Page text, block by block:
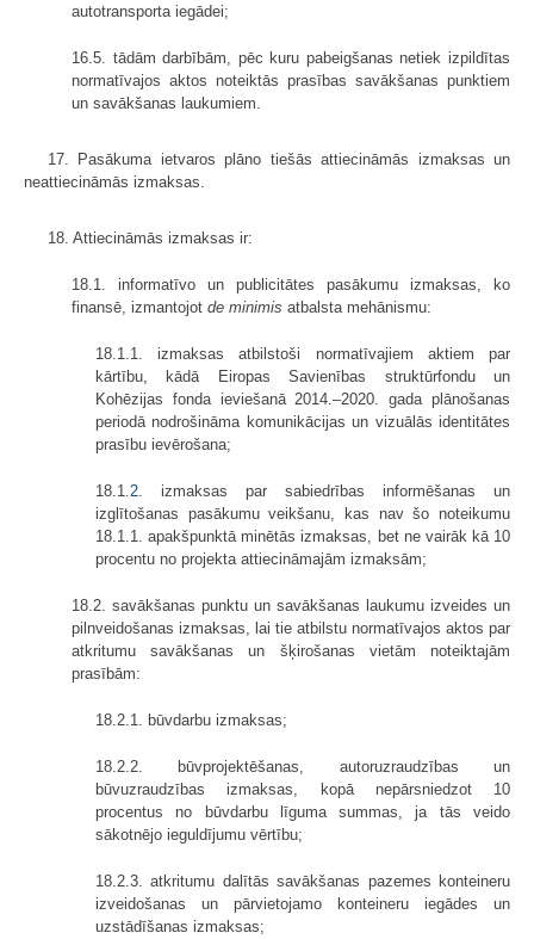
autotransporta iegādei;
16.5. tādām darbībām, pēc kuru pabeigšanas netiek izpildītas
normatīvajos aktos noteiktās prasības savākšanas punktiem
un savākšanas laukumiem.
17. Pasākuma ietvaros plāno tiešās attiecināmās izmaksas un
neattiecināmās izmaksas.
18. Attiecināmās izmaksas ir:
18.1. informatīvo un publicitātes pasākumu izmaksas, ko
finansē, izmantojot de minimis atbalsta mehānismu:
18.1.1. izmaksas atbilstoši normatīvajiem aktiem par
kārtību, kādā Eiropas Savienības struktūrfondu un
Kohēzijas fonda ieviešanā 2014.–2020. gada plānošanas
periodā nodrošināma komunikācijas un vizuālās identitātes
prasību ievērošana;
18.1. 2. izmaksas par sabiedrības informēšanas un
izglītošanas pasākumu veikšanu, kas nav šo noteikumu
18.1.1. apakšpunktā minētās izmaksas, bet ne vairāk kā 10
procentu no projekta attiecināmajām izmaksām;
18.2. savākšanas punktu un savākšanas laukumu izveides un
pilnveidošanas izmaksas, lai tie atbilstu normatīvajos aktos par
atkritumu savākšanas un šķirošanas vietām noteiktajām
prasībām:
18.2.1. būvdarbu izmaksas;
18.2.2. būvprojektēšanas, autoruzraudzības un
būvuzraudzības izmaksas, kopā nepārsniedzot 10
procentus no būvdarbu līguma summas, ja tās veido
sākotnējo ieguldījumu vērtību;
18.2.3. atkritumu dalītās savākšanas pazemes konteineru
izveidošanas un pārvietojamo konteineru iegādes un
uzstādīšanas izmaksas;